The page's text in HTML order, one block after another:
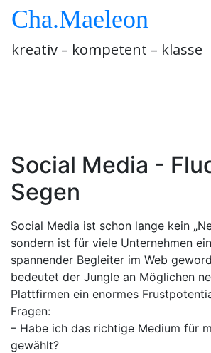
Springe
zum
Inhalt
Cha.Maeleon
kreativ – kompetent – klasse
Social Media -
Segen
Social Media ist schon lange kein
sondern ist für viele Unternehmen
spannender Begleiter im Web
bedeutet der Jungle an Möglichen
Plattfirmen ein enormes
Fragen:
– Habe ich das richtige Medium für
gewählt?